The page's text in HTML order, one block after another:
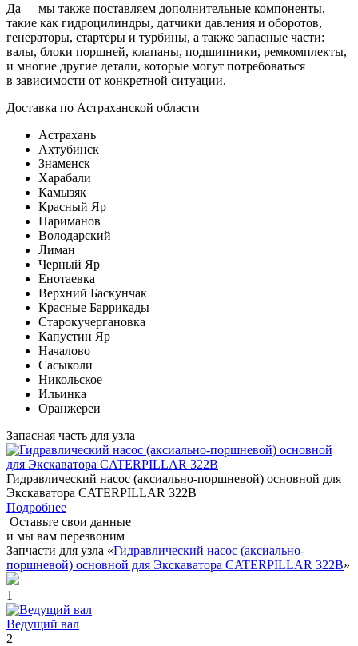
Да — мы также поставляем дополнительные компоненты,
такие как гидроцилиндры, датчики давления и оборотов,
генераторы, стартеры и турбины, а также запасные части:
валы, блоки поршней, клапаны, подшипники, ремкомплекты,
и многие другие детали, которые могут потребоваться
в зависимости от конкретной ситуации.
Доставка по Астраханской области
Астрахань
Ахтубинск
Знаменск
Харабали
Камызяк
Красный Яр
Нариманов
Володарский
Лиман
Черный Яр
Енотаевка
Верхний Баскунчак
Красные Баррикады
Старокучергановка
Капустин Яр
Началово
Сасыколи
Никольское
Ильинка
Оранжереи
Запасная часть для узла
Гидравлический насос (аксиально-поршневой) основной для
Экскаватора CATERPILLAR 322B
Подробнее
Оставьте свои данные
и мы вам перезвоним
Запчасти для узла «Гидравлический насос (аксиально-
поршневой) основной для Экскаватора CATERPILLAR 322B»
1
Ведущий вал
2